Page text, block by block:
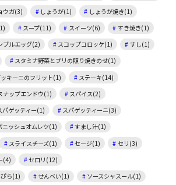
ウガ(3) しょうが(1)
しょうが焼き(1)
スープ(11) スイーツ(6)
すき焼き(1)
ブルエッグ(2) スコップコロッケ(1)
すし(1)
スタミナ野菜とブリの照り焼きのせ(1)
キーニのフリット(1)
ステーキ(14)
ナップエンドウ(1)
スパイス(2)
パゲッティー(1)
スパゲッティーニ(3)
ニッシュオムレツ(1)
すまし汁(1)
スライスチーズ(1) セージ(1)
セリ(3)
(4)
セロリ(12)
ら(1)
せんべい(1) ソースシャスール(1)